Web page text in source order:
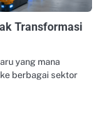
Transformasi
yang mana
berbagai sektor